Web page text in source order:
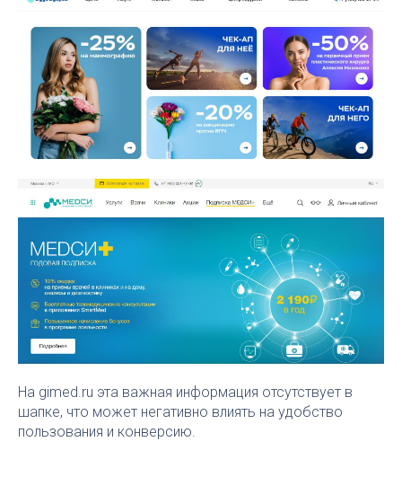
На gimed.ru эта важная информация отсутствует в
шапке, что может негативно влиять на удобство
пользования и конверсию.